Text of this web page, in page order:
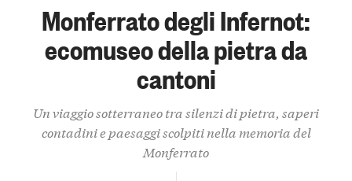
Monferrato degli Infernot:
ecomuseo della pietra da
cantoni
Un viaggio sotterraneo tra silenzi di pietra, saperi
contadini e paesaggi scolpiti nella memoria del
Monferrato